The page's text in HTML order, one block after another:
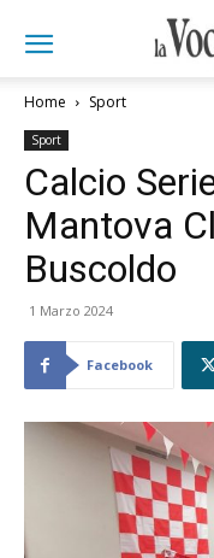
Home Sport
Sport
Calcio
Mantova
Buscoldo
1 Marzo 2024
Facebook